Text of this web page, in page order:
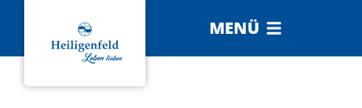
MENÜ